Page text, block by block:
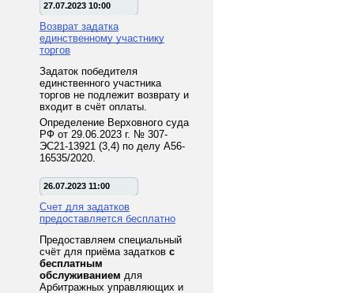
27.07.2023 10:00
Возврат задатка
единственному участнику
торгов
Задаток победителя
единственного участника
торгов не подлежит возврату и
входит в счёт оплаты.
Определение Верховного суда
РФ от 29.06.2023 г. № 307-
ЭС21-13921 (3,4) по делу А56-
16535/2020.
26.07.2023 11:00
Счет для задатков
предоставляется бесплатно
Предоставляем специальный
счёт для приёма задатков с
бесплатным
обслуживанием для
Арбитражных управляющих и